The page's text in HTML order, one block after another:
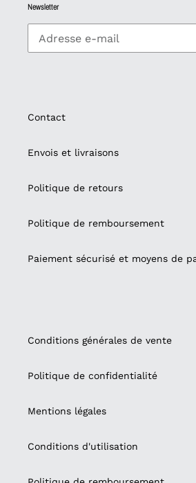
Newsletter
Contact
Envois et livraisons
Politique de retours
Politique de remboursement
Paiement sécurisé et moyens de
Conditions générales de vente
Politique de confidentialité
Mentions légales
Conditions d'utilisation